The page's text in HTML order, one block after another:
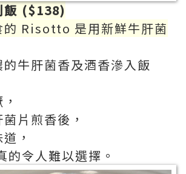
飯 ($138)
的 Risotto 是用新鮮牛肝菌
牛肝菌香及酒香滲入飯
片煎香後，
，
令人難以選擇。